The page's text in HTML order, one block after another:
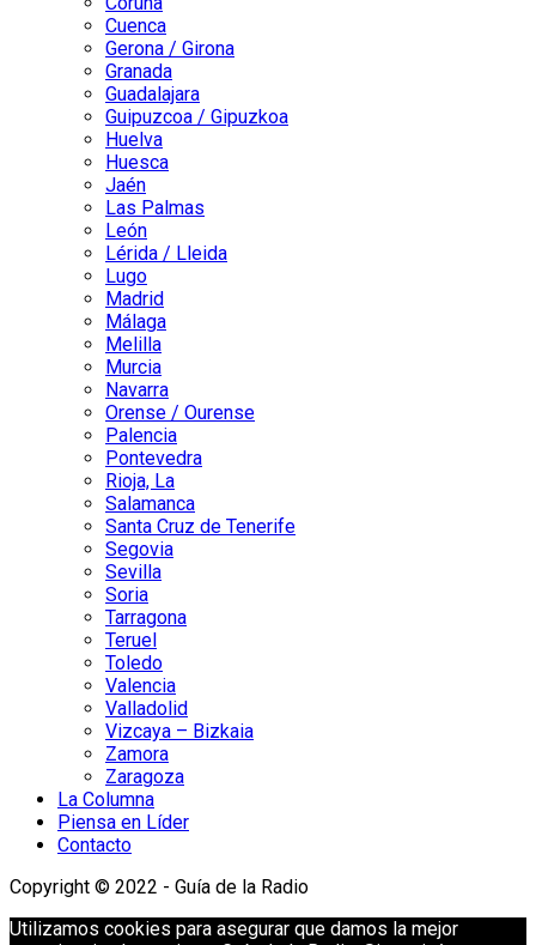
Cuenca
Gerona / Girona
Granada
Guadalajara
Guipuzcoa / Gipuzkoa
Huelva
Huesca
Jaén
Las Palmas
León
Lérida / Lleida
Lugo
Madrid
Málaga
Melilla
Murcia
Navarra
Orense / Ourense
Palencia
Pontevedra
Rioja, La
Salamanca
Santa Cruz de Tenerife
Segovia
Sevilla
Soria
Tarragona
Teruel
Toledo
Valencia
Valladolid
Vizcaya – Bizkaia
Zamora
Zaragoza
La Columna
Piensa en Líder
Contacto
Copyright © 2022 - Guía de la Radio
Utilizamos cookies para asegurar que damos la mejor